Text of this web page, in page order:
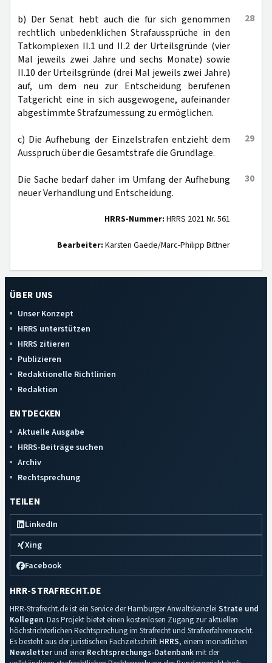
28
b) Der Senat hebt auch die für sich genommen
rechtlich unbedenklichen Strafaussprüche in den
Tatkomplexen II.1 und II.2 der Urteilsgründe (vier
Mal jeweils zwei Jahre und sechs Monate) sowie
II.10 der Urteilsgründe (drei Mal jeweils zwei Jahre)
auf, um dem neu zur Entscheidung berufenen
Tatgericht eine in sich ausgewogene, aufeinander
abgestimmte Strafzumessung zu ermöglichen.
29
c) Die Aufhebung der Einzelstrafen entzieht dem
Ausspruch über die Gesamtstrafe die Grundlage.
30
Die Sache bedarf daher im Umfang der Aufhebung
neuer Verhandlung und Entscheidung.
HRRS-Nummer: HRRS 2021 Nr. 561
Bearbeiter: Karsten Gaede/Marc-Philipp Bittner
ÜBER UNS
Unser Konzept
HRRS unterstützen
HRRS zitieren
Publizieren
Redaktionelle Richtlinien
Redaktion
ENTDECKEN
Aktuelle Ausgabe
HRRS-Beiträge suchen
Archiv
Rechtsprechung
TEILEN
LinkedIn
Xing
Facebook
HRR-STRAFRECHT.DE
HRR-Strafrecht.de ist ein Service der Hamburger Anwaltskanzlei Strate und
Kollegen. Das Projekt bietet einen kostenlosen Zugang zur aktuellen
höchstrichterlichen Rechtsprechung im Strafrecht und Strafverfahrensrecht.
Es besteht aus der juristischen Fachzeitschrift HRRS, einem monatlichen
Newsletterund einerRechtsprechungs-Datenbankmit der